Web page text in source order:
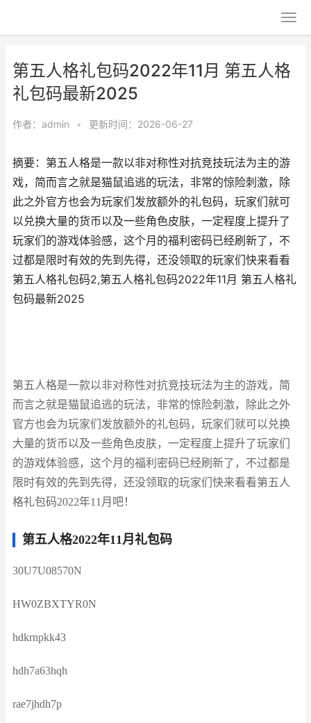
第五人格礼包码2022年11月 第五人格
礼包码最新2025
作者： admin • 更新时间：2026-06-27
摘要：第五人格是一款以非对称性对抗竞技玩法为主的游
戏，简而言之就是猫鼠追逃的玩法，非常的惊险刺激，除
此之外官方也会为玩家们发放额外的礼包码，玩家们就可
以兑换大量的货币以及一些角色皮肤，一定程度上提升了
玩家们的游戏体验感，这个月的福利密码已经刷新了，不
过都是限时有效的先到先得，还没领取的玩家们快来看看
第五人格礼包码2,第五人格礼包码2022年11月 第五人格礼
包码最新2025
第五人格是一款以非对称性对抗竞技玩法为主的游戏，简
而言之就是猫鼠追逃的玩法，非常的惊险刺激，除此之外
官方也会为玩家们发放额外的礼包码，玩家们就可以兑换
大量的货币以及一些角色皮肤，一定程度上提升了玩家们
的游戏体验感，这个月的福利密码已经刷新了，不过都是
限时有效的先到先得，还没领取的玩家们快来看看第五人
格礼包码2022年11月吧！
第五人格2022年11月礼包码
30U7U08570N
HW0ZBXTYR0N
hdkrnpkk43
hdh7a63hqh
rae7jhdh7p